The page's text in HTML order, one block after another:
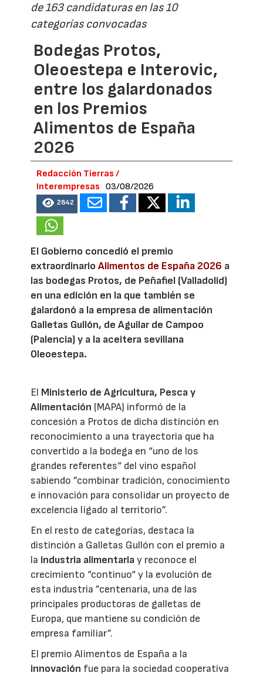
de 163 candidaturas en las 10
categorías convocadas
Bodegas Protos,
Oleoestepa e Interovic,
entre los galardonados
en los Premios
Alimentos de España
2026
Redacción Tierras /
Interempresas
03/08/2026
2842
El Gobierno concedió el premio
extraordinarioAlimentos de España 2026 a
las bodegas Protos, de Peñafiel (Valladolid)
en una edición en la que también se
galardonó a la empresa de alimentación
Galletas Gullón, de Aguilar de Campoo
(Palencia) y a la aceitera sevillana
Oleoestepa.
El Ministerio de Agricultura, Pesca y
Alimentación (MAPA) informó de la
concesión a Protos de dicha distinción en
reconocimiento a una trayectoria que ha
convertido a la bodega en “uno de los
grandes referentes“ del vino español
sabiendo ”combinar tradición, conocimiento
e innovación para consolidar un proyecto de
excelencia ligado al territorio”.
En el resto de categorías, destaca la
distinción a Galletas Gullón con el premio a
la industria alimentariay reconoce el
crecimiento “continuo“ y la evolución de
esta industria ”centenaria, una de las
principales productoras de galletas de
Europa, que mantiene su condición de
empresa familiar”.
El premio Alimentos de España a la
innovación fue para la sociedad cooperativa